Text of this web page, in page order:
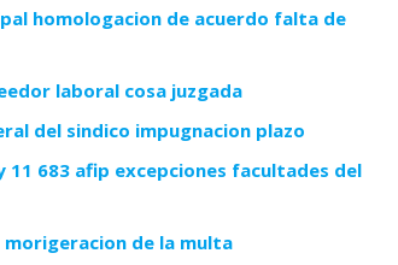
homologacion de acuerdo falta de
laboral cosa juzgada
del sindico impugnacion plazo
683 afip excepciones facultades del
de la multa